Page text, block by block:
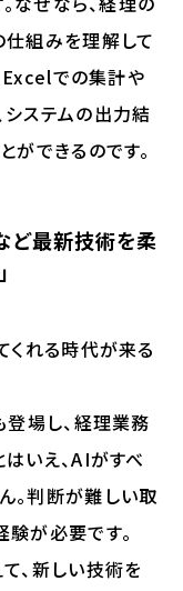
仕組みを理解して
Excelでの集計や
システムの出力結
ができるのです。
ど最新技術を柔
くれる時代が来る
登場し、経理業務
いえ、AIがすべ
。判断が難しい取
が必要です。
、新しい技術を